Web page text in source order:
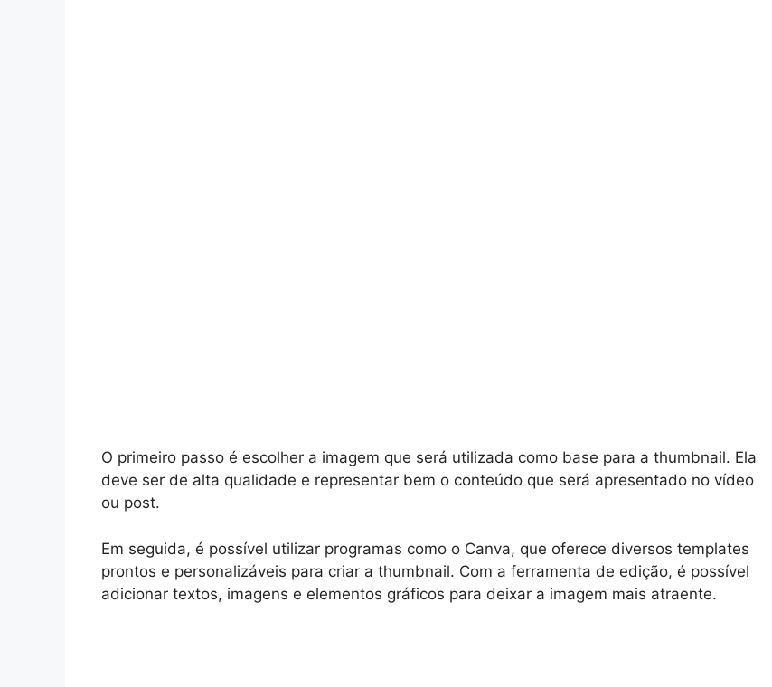
O primeiro passo é escolher a imagem que será utilizada como base para a thumbnail. Ela
deve ser de alta qualidade e representar bem o conteúdo que será apresentado no vídeo
ou post.
Em seguida, é possível utilizar programas como o Canva, que oferece diversos templates
prontos e personalizáveis para criar a thumbnail. Com a ferramenta de edição, é possível
adicionar textos, imagens e elementos gráficos para deixar a imagem mais atraente.